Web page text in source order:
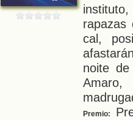
cal,
noite
Premio: